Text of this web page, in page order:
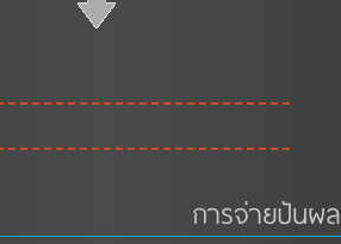
การจ่ายปันผล